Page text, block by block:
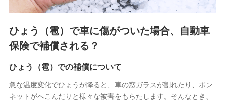
上記に係る連絡・手続き・管理等付帯業務を行うため
4.家族・友達紹介にて取得した個人情報
被紹介者への連絡、及び当社と取引のあるもしくは委託を受
けている保険会社・提携会社の保険その他に関する情報を提
供し、金融商品等の契約を勧奨するため
アンケートやキャンペーン等の実施のため
上記に係る連絡・手続き・管理等付帯業務を行うため
ひょう（雹）で車に傷がついた場合、自動車
保険で補償される？
ひょう（雹）での補償について
急な温度変化でひょうが降ると、車の窓ガラスが割れたり、ボン
ネットがへこんだりと様々な被害をもらたします。そんなとき、